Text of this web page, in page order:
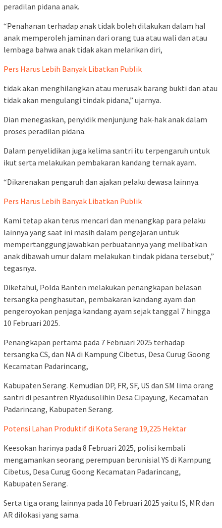
peradilan pidana anak.
“Penahanan terhadap anak tidak boleh dilakukan dalam hal
anak memperoleh jaminan dari orang tua atau wali dan atau
lembaga bahwa anak tidak akan melarikan diri,
Pers Harus Lebih Banyak Libatkan Publik
tidak akan menghilangkan atau merusak barang bukti dan atau
tidak akan mengulangi tindak pidana,” ujarnya.
Dian menegaskan, penyidik menjunjung hak-hak anak dalam
proses peradilan pidana.
Dalam penyelidikan juga kelima santri itu terpengaruh untuk
ikut serta melakukan pembakaran kandang ternak ayam.
“Dikarenakan pengaruh dan ajakan pelaku dewasa lainnya.
Pers Harus Lebih Banyak Libatkan Publik
Kami tetap akan terus mencari dan menangkap para pelaku
lainnya yang saat ini masih dalam pengejaran untuk
mempertanggungjawabkan perbuatannya yang melibatkan
anak dibawah umur dalam melakukan tindak pidana tersebut,”
tegasnya.
Diketahui, Polda Banten melakukan penangkapan belasan
tersangka penghasutan, pembakaran kandang ayam dan
pengeroyokan penjaga kandang ayam sejak tanggal 7 hingga
10 Februari 2025.
Penangkapan pertama pada 7 Februari 2025 terhadap
tersangka CS, dan NA di Kampung Cibetus, Desa Curug Goong
Kecamatan Padarincang,
Kabupaten Serang. Kemudian DP, FR, SF, US dan SM lima orang
santri di pesantren Riyadusolihin Desa Cipayung, Kecamatan
Padarincang, Kabupaten Serang.
Potensi Lahan Produktif di Kota Serang 19,225 Hektar
Keesokan harinya pada 8 Februari 2025, polisi kembali
mengamankan seorang perempuan berunisial YS di Kampung
Cibetus, Desa Curug Goong Kecamatan Padarincang,
Kabupaten Serang.
Serta tiga orang lainnya pada 10 Februari 2025 yaitu IS, MR dan
AR dilokasi yang sama.